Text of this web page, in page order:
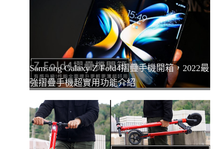
Samsung Galaxy Z Fold4摺疊手機開箱，2022最
強摺疊手機超實用功能介紹